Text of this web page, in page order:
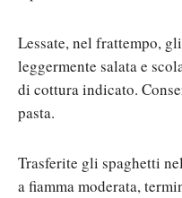
Lessate, nel frattempo,
leggermente salata e
di cottura indicato.
pasta.
Trasferite gli spaghetti
a fiamma moderata,